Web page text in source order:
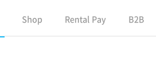
Shop Rental Pay B2B